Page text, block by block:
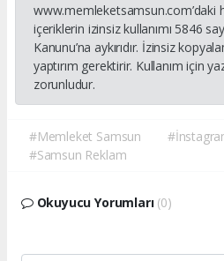
www.memleketsamsun.com’daki
içeriklerin izinsiz kullanımı 5846
Kanunu’na aykırıdır. İzinsiz
yaptırım gerektirir. Kullanım için
zorunludur.
#Memleket Samsun
#Samsun Reklam
Okuyucu Yorumları (0)